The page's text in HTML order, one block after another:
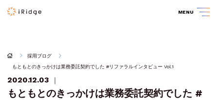
MENU
採用ブログ
もともとのきっかけは業務委託契約でした #リファラルインタビュー Vol.1
2020.12.03 ｜
もともとのきっかけは業務委託契約でした #